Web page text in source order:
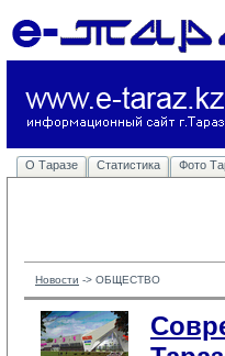
О Таразе Статистика Фото
Новости -> ОБЩЕСТВО